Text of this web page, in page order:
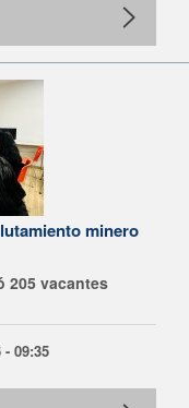
minero
205 vacantes
09:35